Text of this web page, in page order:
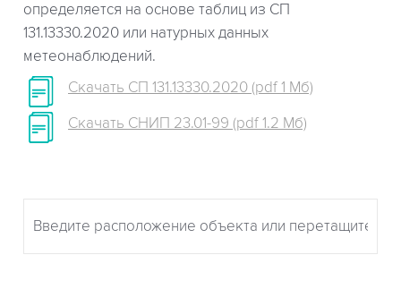
определяется на основе таблиц из СП
131.13330.2020 или натурных данных
метеонаблюдений.
Скачать СП 131.13330.2020 (pdf 1 Мб)
Скачать СНИП 23.01-99 (pdf 1.2 Мб)